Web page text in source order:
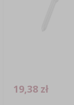
19,38 zł